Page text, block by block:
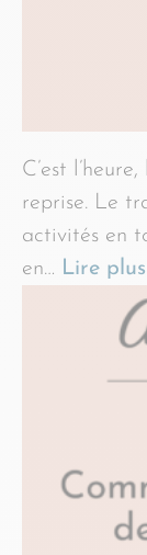
C’est
reprise. Le
activités en
en… Lire plus